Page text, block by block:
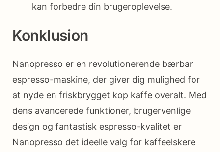
kan forbedre din brugeroplevelse.
Konklusion
Nanopresso er en revolutionerende bærbar
espresso-maskine, der giver dig mulighed for
at nyde en friskbrygget kop kaffe overalt. Med
dens avancerede funktioner, brugervenlige
design og fantastisk espresso-kvalitet er
Nanopresso det ideelle valg for kaffeelskere